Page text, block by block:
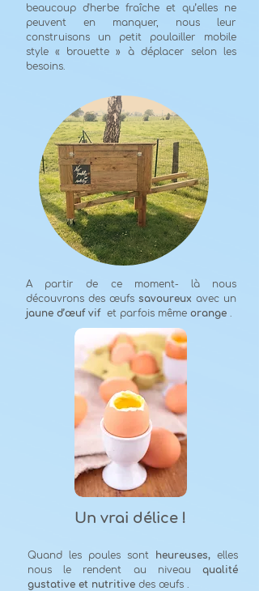
beaucoup d'herbe fraîche et qu’elles ne
peuvent en manquer, nous leur
construisons un petit poulailler mobile
style « brouette » à déplacer selon les
besoins.
A partir de ce moment- là nous
découvrons des œufs savoureux avec un
jaune d’œuf vif et parfois même orange .
Un vrai délice !
Quand les poules sont heureuses, elles
nous le rendent au niveau qualité
gustative et nutritive des œufs .